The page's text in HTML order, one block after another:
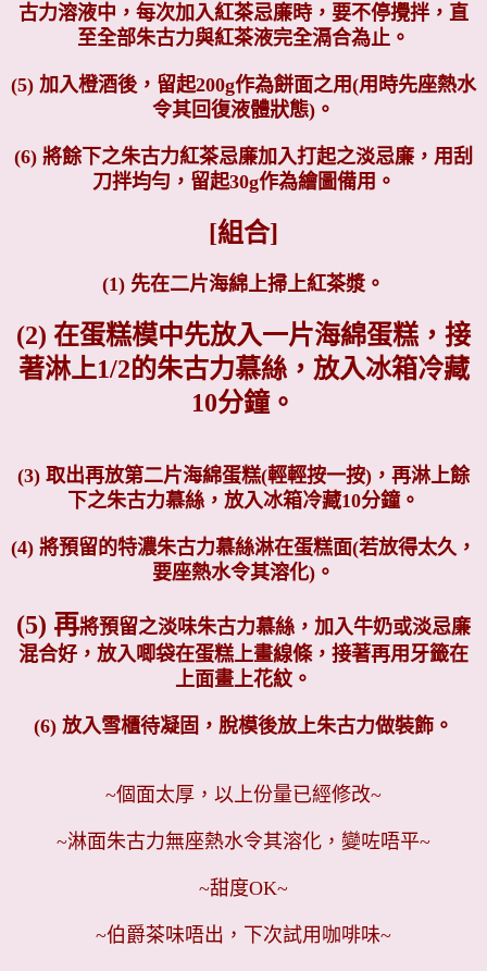
古力溶液中，每次加入紅茶忌廉時，要不停攪拌，直
至全部朱古力與紅茶液完全滆合為止。
(5) 加入橙酒後，留起200g作為餅面之用(用時先座熱水
令其回復液體狀態)。
(6) 將餘下之朱古力紅茶忌廉加入打起之淡忌廉，用刮
刀拌均勻，留起30g作為繪圖備用。
[組合]
(1) 先在二片海綿上掃上紅茶漿。
(2) 在蛋糕模中先放入一片海綿蛋糕，接
著淋上1/2的朱古力慕絲，放入冰箱冷藏
10分鐘。
(3) 取出再放第二片海綿蛋糕(輕輕按一按)，再淋上餘
下之朱古力慕絲，放入冰箱冷藏10分鐘。
(4) 將預留的特濃朱古力慕絲淋在蛋糕面(若放得太久，
要座熱水令其溶化)。
(5) 再將預留之淡味朱古力慕絲，加入牛奶或淡忌廉
混合好，放入唧袋在蛋糕上畫線條，接著再用牙籤在
上面畫上花紋。
(6) 放入雪櫃待凝固，脫模後放上朱古力做裝飾。
~個面太厚，以上份量已經修改~
~淋面朱古力無座熱水令其溶化，變咗唔平~
~甜度OK~
~伯爵茶味唔出，下次試用咖啡味~